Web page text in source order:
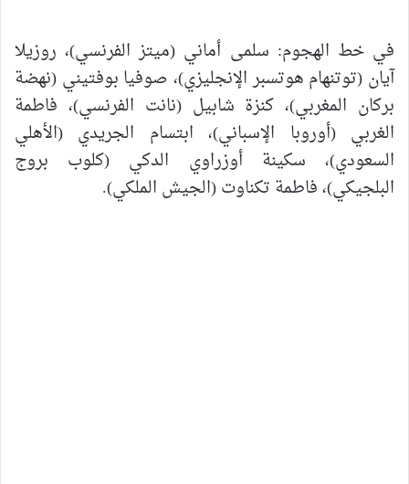
في خط الهجوم: سلمى أماني (ميتز الفرنسي)، روزيلا
آيان (توتنهام هوتسبر الإنجليزي)، صوفيا بوفتيني (نهضة
بركان المغربي)، كنزة شابيل (نانت الفرنسي)، فاطمة
الغربي (أوروبا الإسباني)، ابتسام الجريدي (الأهلي
السعودي)، سكينة أوزراوي الدكي (كلوب بروج
البلجيكي)، فاطمة تكناوت (الجيش الملكي).